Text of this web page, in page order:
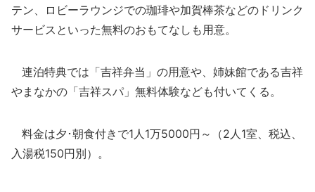
テン、ロビーラウンジでの珈琲や加賀棒茶などのドリンク
サービスといった無料のおもてなしも用意。
連泊特典では「吉祥弁当」の用意や、姉妹館である吉祥
やまなかの「吉祥スパ」無料体験なども付いてくる。
料金は夕･朝食付きで1人1万5000円～（2人1室、税込、
入湯税150円別）。